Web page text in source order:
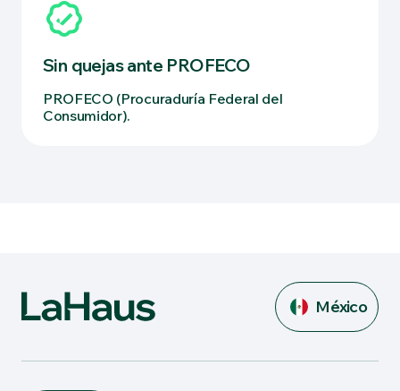
Sin quejas ante PROFECO
PROFECO (Procuraduría Federal del
Consumidor).
México